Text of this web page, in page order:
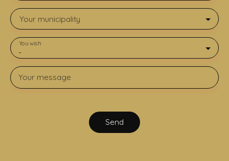
Your municipality
-
You wish
Your message
Send